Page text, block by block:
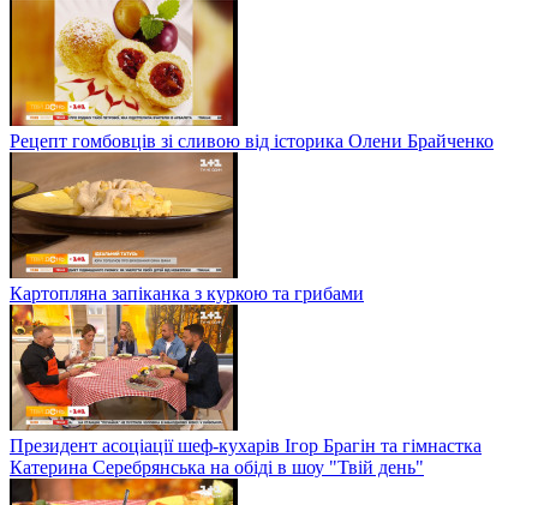
Рецепт гомбовців зі сливою від історика Олени Брайченко
Картопляна запіканка з куркою та грибами
Президент асоціації шеф-кухарів Ігор Брагін та гімнастка
Катерина Серебрянська на обіді в шоу "Твій день"